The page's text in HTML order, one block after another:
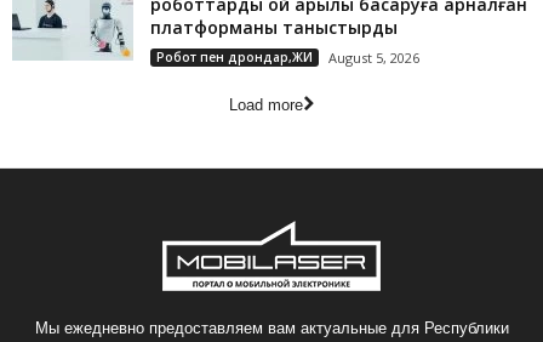
платформаны таныстырды
Робот пен дрондар,ЖИ August 5, 2026
Load more
Мы ежедневно предоставляем вам актуальные для Республики